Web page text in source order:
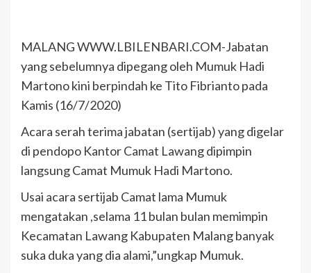
MALANG WWW.LBILENBARI.COM-Jabatan
yang sebelumnya dipegang oleh Mumuk Hadi
Martono kini berpindah ke Tito Fibrianto pada
Kamis (16/7/2020)
Acara serah terima jabatan (sertijab) yang digelar
di pendopo Kantor Camat Lawang dipimpin
langsung Camat Mumuk Hadi Martono.
Usai acara sertijab Camat lama Mumuk
mengatakan ,selama 11 bulan bulan memimpin
Kecamatan Lawang Kabupaten Malang banyak
suka duka yang dia alami,”ungkap Mumuk.